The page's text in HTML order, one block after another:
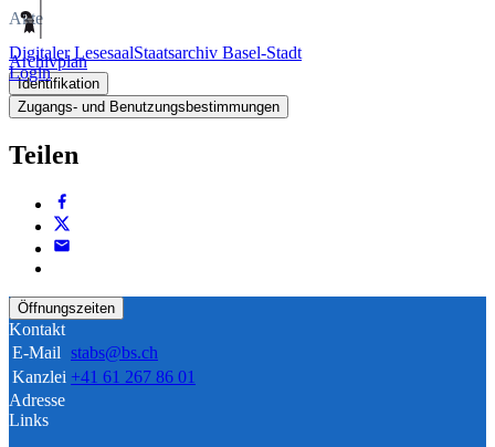
Digitaler LesesaalStaatsarchiv Basel-Stadt
Login
Akte
Archivplan
Identifikation
Zugangs- und Benutzungsbestimmungen
Teilen
Öffnungszeiten
Kontakt
E-Mail stabs@bs.ch
Kanzlei +41 61 267 86 01
Adresse
Links